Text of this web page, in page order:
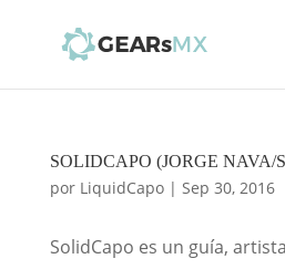
SOLIDCAPO (JORGE NAVA/
por LiquidCapo| Sep 30, 2016
SolidCapo es un guía,